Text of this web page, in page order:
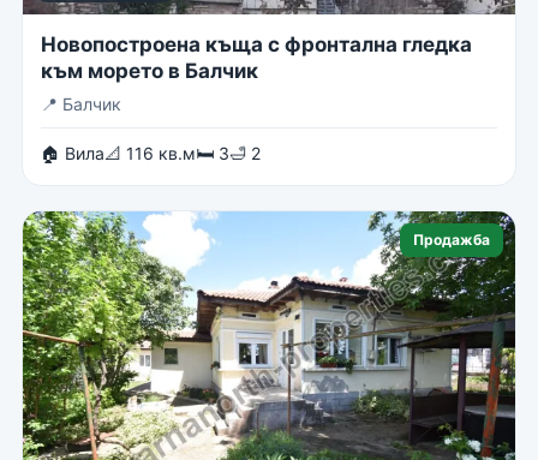
Новопостроена къща с фронтална гледка
към морето в Балчик
📍 Балчик
🏠 Вила📐 116 кв.м🛏 3🛁 2
Продажба